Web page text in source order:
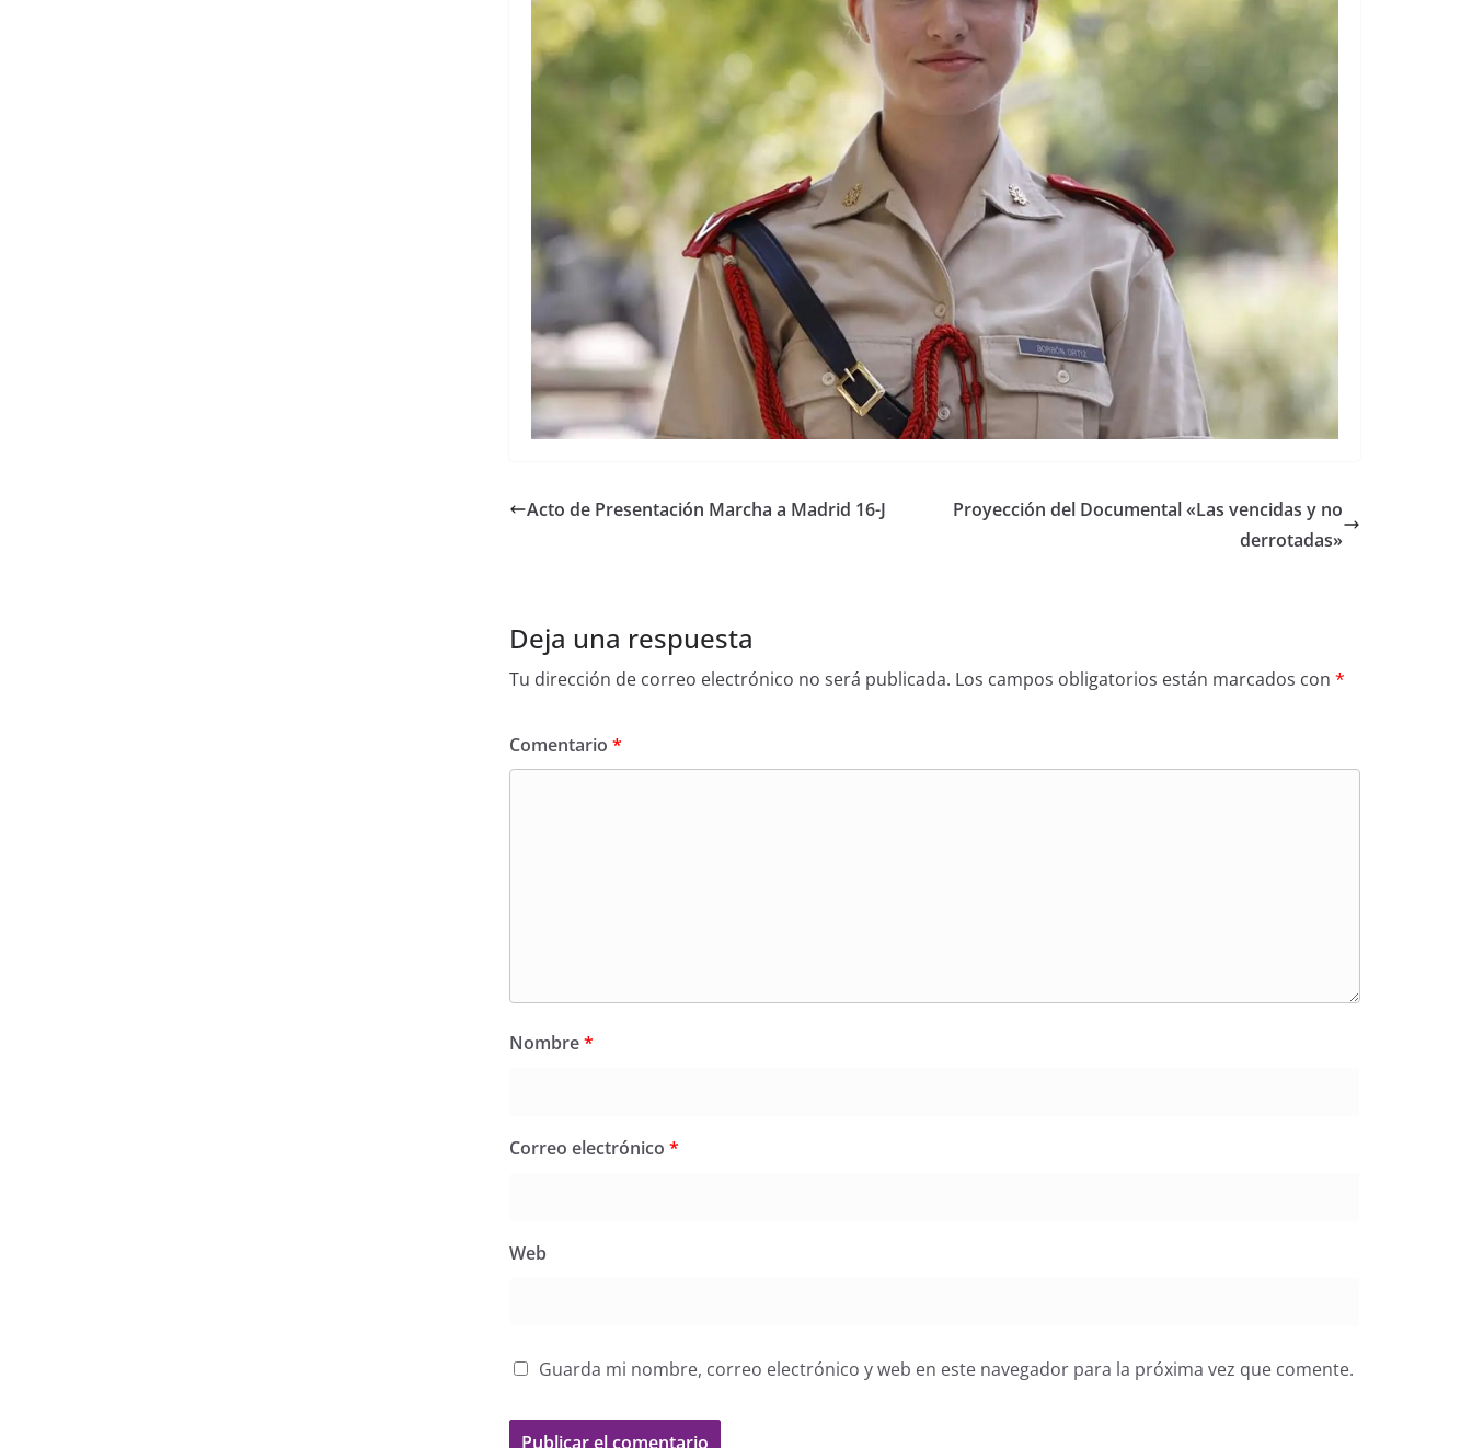
Acto de Presentación Marcha a Madrid 16-J
Proyección del Documental «Las vencidas y no
derrotadas»
Deja una respuesta
Tu dirección de correo electrónico no será publicada. Los campos obligatorios están marcados con *
Comentario *
Nombre*
Correo electrónico *
Web
Guarda mi nombre, correo electrónico y web en este navegador para la próxima vez que comente.